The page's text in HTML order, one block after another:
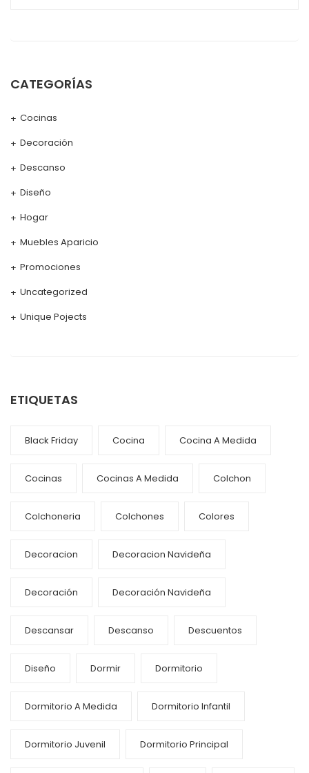
CATEGORÍAS
Cocinas
Decoración
Descanso
Diseño
Hogar
Muebles Aparicio
Promociones
Uncategorized
Unique Pojects
ETIQUETAS
Black Friday Cocina Cocina A Medida
Cocinas Cocinas A Medida Colchon
Colchoneria Colchones Colores
Decoracion Decoracion Navideña
Decoración Decoración Navideña
Descansar Descanso Descuentos
Diseño Dormir Dormitorio
Dormitorio A Medida Dormitorio Infantil
Dormitorio Juvenil Dormitorio Principal